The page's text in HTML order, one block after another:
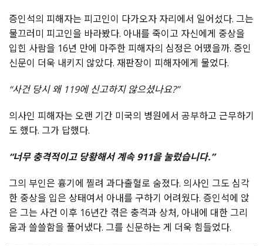
증인석의 피해자는 피고인이 다가오자 자리에서 일어섰다. 그는
물끄러미 피고인을 바라봤다. 아내를 죽이고 자신에게 중상을
입힌 사람을 16년 만에 마주한 피해자의 심정은 어땠을까. 증인
신문이 더욱 내키지 않았다. 재판장이 피해자에게 물었다.
“사건 당시 왜 119에 신고하지 않으셨나요?”
의사인 피해자는 오랜 기간 미국의 병원에서 공부하고 근무하기
도 했다. 그가 답했다.
“너무 충격적이고 당황해서 계속 911을 눌렀습니다.”
그의 부인은 흉기에 찔려 과다출혈로 숨졌다. 의사인 그도 심각
한 중상을 입은 상태여서 아내를 구하기 어려웠다. 증인석에 앉
은 그는 사건 이후 16년간 겪은 충격과 상처, 아내에 대한 그리
움과 쓸쓸함을 풀어냈다. 그를 신문하는 게 더욱 힘들었다.